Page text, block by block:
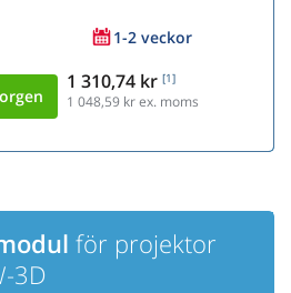
1-2 veckor
1 310,74 kr [1]
1 048,59 kr ex. moms
för projektor
3D